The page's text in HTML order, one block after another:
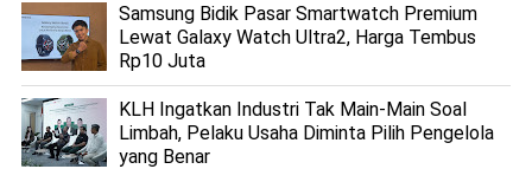
Samsung Bidik Pasar Smartwatch Premium
Lewat Galaxy Watch Ultra2, Harga Tembus
Rp10 Juta
KLH Ingatkan Industri Tak Main-Main Soal
Limbah, Pelaku Usaha Diminta Pilih Pengelola
yang Benar